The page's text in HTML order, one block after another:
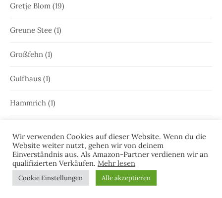
Gretje Blom (19)
Greune Stee (1)
Großfehn (1)
Gulfhaus (1)
Hammrich (1)
Harlesiel(9)
Hauke Holjansen(5)
Wir verwenden Cookies auf dieser Website. Wenn du die
Website weiter nutzt, gehen wir von deinem
Einverständnis aus. Als Amazon-Partner verdienen wir an
qualifizierten Verkäufen. Mehr lesen
Cookie Einstellungen Alle akzeptieren